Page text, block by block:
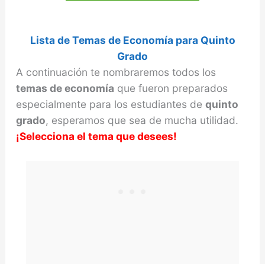
Lista de Temas de Economía para Quinto
Grado
A continuación te nombraremos todos los
temas de economía que fueron preparados
especialmente para los estudiantes de quinto
grado, esperamos que sea de mucha utilidad.
¡Selecciona el tema que desees!